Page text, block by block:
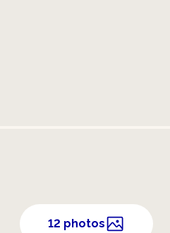
12 photos